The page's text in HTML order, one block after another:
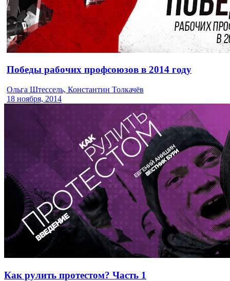
Победы рабочих профсоюзов в 2014 году
Ольга Штессель, Константин Толкачёв
18 ноября, 2014
Как рулить протестом? Часть 1